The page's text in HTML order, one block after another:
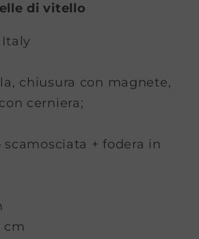
di vitello
Italy
chiusura con magnete,
cerniera;
+ fodera in
cm